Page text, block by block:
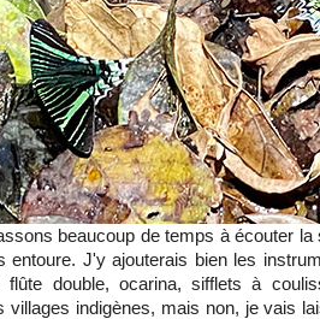
beaucoup de temps à écouter la
entoure. J'y ajouterais bien les
flûte double, ocarina, sifflets à
villages indigènes, mais non, je vais